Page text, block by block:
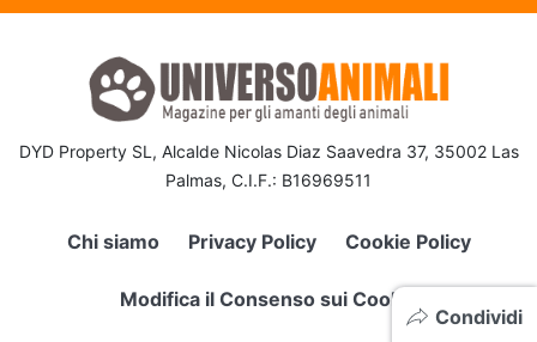
Condividi
DYD Property SL, Alcalde Nicolas Diaz Saavedra 37, 35002 Las
Palmas, C.I.F.: B16969511
Chi siamo Privacy Policy Cookie Policy
Modifica il Consenso sui Cookie